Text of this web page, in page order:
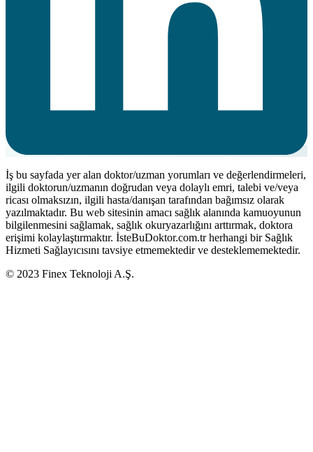
İş bu sayfada yer alan doktor/uzman yorumları ve değerlendirmeleri,
ilgili doktorun/uzmanın doğrudan veya dolaylı emri, talebi ve/veya
ricası olmaksızın, ilgili hasta/danışan tarafından bağımsız olarak
yazılmaktadır. Bu web sitesinin amacı sağlık alanında kamuoyunun
bilgilenmesini sağlamak, sağlık okuryazarlığını arttırmak, doktora
erişimi kolaylaştırmaktır. İsteBuDoktor.com.tr herhangi bir Sağlık
Hizmeti Sağlayıcısını tavsiye etmemektedir ve desteklememektedir.
© 2023 Finex Teknoloji A.Ş.